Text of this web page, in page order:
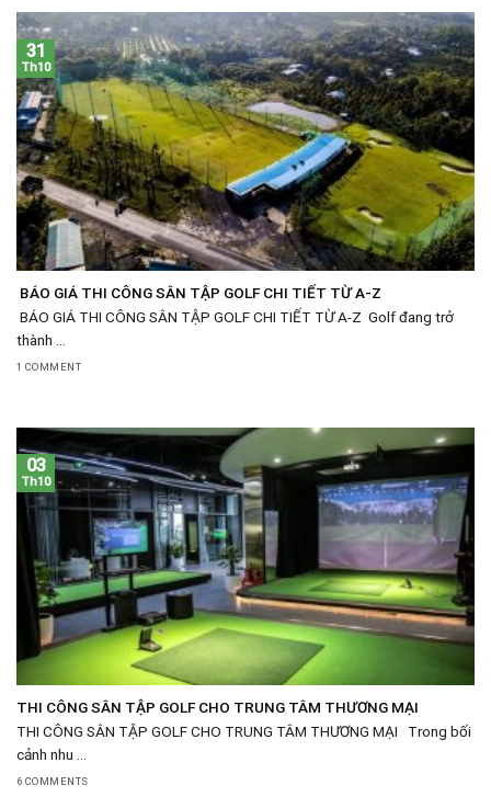
BÁO GIÁ THI CÔNG SÂN TẬP GOLF CHI TIẾT TỪ A-Z
BÁO GIÁ THI CÔNG SÂN TẬP GOLF CHI TIẾT TỪ A-Z Golf đang trở
thành ...
1 COMMENT
31
Th10
THI CÔNG SÂN TẬP GOLF CHO TRUNG TÂM THƯƠNG MẠI
THI CÔNG SÂN TẬP GOLF CHO TRUNG TÂM THƯƠNG MẠI Trong bối
cảnh nhu ...
6 COMMENTS
03
Th10